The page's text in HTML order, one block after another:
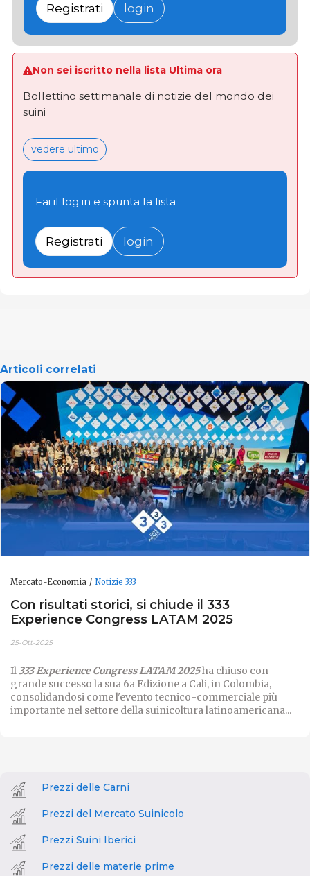
Registrati login
Non sei iscritto nella lista Ultima ora
Bollettino settimanale di notizie del mondo dei
suini
vedere ultimo
Fai il log in e spunta la lista
Registrati login
Articoli correlati
Mercato-Economia Notizie 333
Con risultati storici, si chiude il 333
Experience Congress LATAM 2025
25-Ott-2025
Il333 Experience Congress LATAM 2025ha chiuso con
grande successo la sua 6a Edizione a Cali, in Colombia,
consolidandosi come l'evento tecnico-commerciale più
importante nel settore della suinicoltura latinoamericana...
Prezzi delle Carni
Prezzi del Mercato Suinicolo
Prezzi Suini Iberici
Prezzi delle materie prime